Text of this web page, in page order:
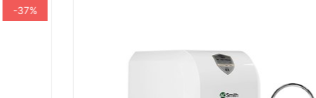
Máy lọc nước Karofi eRO sử dụng màng lọc RO nhập
khẩu trực tiếp từ Mỹ/Hàn Quốc.